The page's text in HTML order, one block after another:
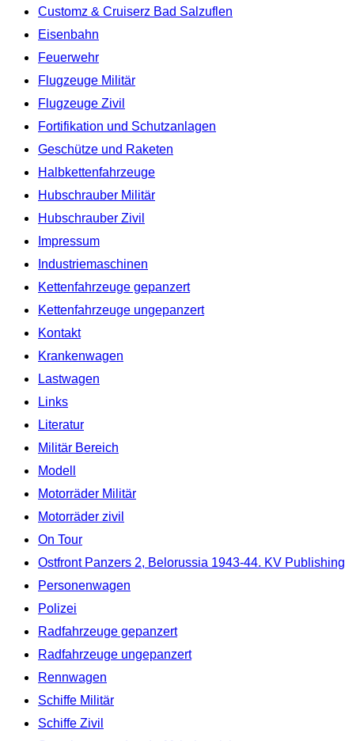
Customz & Cruiserz Bad Salzuflen
Eisenbahn
Feuerwehr
Flugzeuge Militär
Flugzeuge Zivil
Fortifikation und Schutzanlagen
Geschütze und Raketen
Halbkettenfahrzeuge
Hubschrauber Militär
Hubschrauber Zivil
Impressum
Industriemaschinen
Kettenfahrzeuge gepanzert
Kettenfahrzeuge ungepanzert
Kontakt
Krankenwagen
Lastwagen
Links
Literatur
Militär Bereich
Modell
Motorräder Militär
Motorräder zivil
On Tour
Ostfront Panzers 2, Belorussia 1943-44. KV Publishing
Personenwagen
Polizei
Radfahrzeuge gepanzert
Radfahrzeuge ungepanzert
Rennwagen
Schiffe Militär
Schiffe Zivil